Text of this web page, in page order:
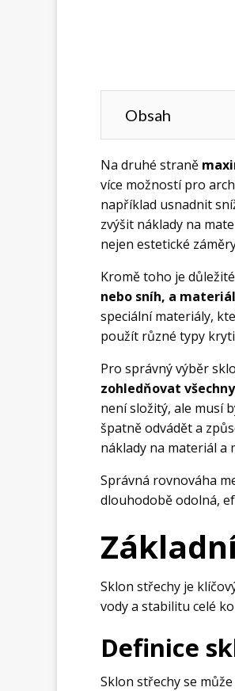
Obsah
Na druhé straně
více možností pro
například usnadnit
zvýšit náklady na
nejen estetické
Kromě toho je
nebo sníh, a
speciální materiály,
použít různé typy
Pro správný výběr
zohledňovat
není složitý, ale musí
špatně odvádět a
náklady na materiál a
Správná rovnováha
dlouhodobě odolná,
Sklon střechy je
vody a stabilitu celé
Definice
Sklon střechy se